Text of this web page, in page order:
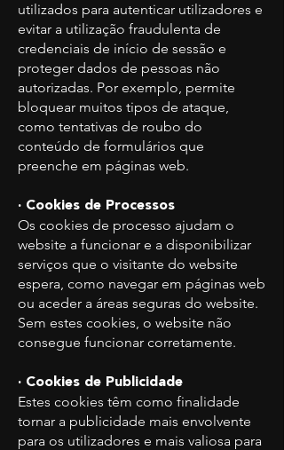
utilizados para autenticar utilizadores e
evitar a utilização fraudulenta de
credenciais de início de sessão e
proteger dados de pessoas não
autorizadas. Por exemplo, permite
bloquear muitos tipos de ataque,
como tentativas de roubo do
conteúdo de formulários que
preenche em páginas web.
· Cookies de Processos
Os cookies de processo ajudam o
website a funcionar e a disponibilizar
serviços que o visitante do website
espera, como navegar em páginas web
ou aceder a áreas seguras do website.
Sem estes cookies, o website não
consegue funcionar corretamente.
· Cookies de Publicidade
Estes cookies têm como finalidade
tornar a publicidade mais envolvente
para os utilizadores e mais valiosa para